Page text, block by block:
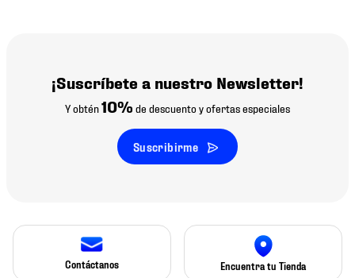
¡Suscríbete a nuestro Newsletter!
Y obtén10% de descuento y ofertas especiales
Suscribirme
Contáctanos Encuentra tu Tienda